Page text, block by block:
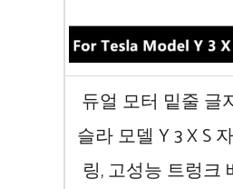
듀얼 모터 밑줄 글
슬라 모델 Y 3 X S
링, 고성능 트렁크